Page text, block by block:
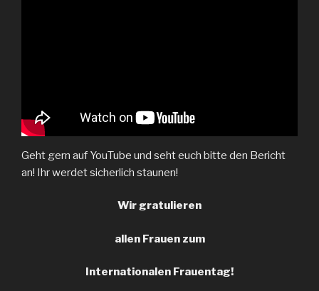
Geht gern auf YouTube und seht euch bitte den Bericht
an! Ihr werdet sicherlich staunen!
Wir gratulieren
allen Frauen zum
Internationalen Frauentag!